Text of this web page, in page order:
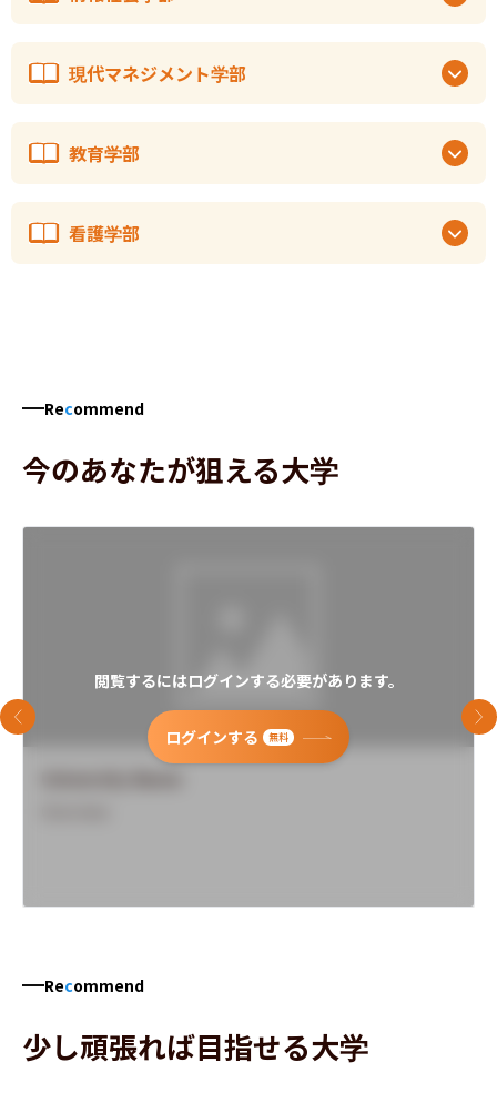
現代マネジメント学部
教育学部
看護学部
Recommend
今のあなたが狙える大学
閲覧するにはログインする必要があります。
ログインする 無料
前のスライド 次
Recommend
少し頑張れば目指せる大学